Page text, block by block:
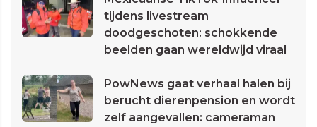
tijdens livestream
doodgeschoten: schokkende
beelden gaan wereldwijd viraal
PowNews gaat verhaal halen bij
berucht dierenpension en wordt
zelf aangevallen: cameraman